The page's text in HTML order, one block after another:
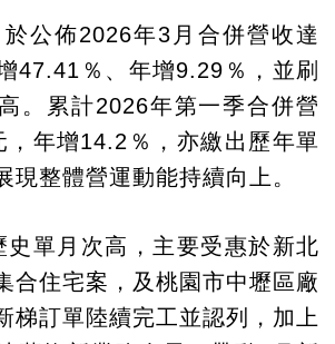
公佈2026年3月合併營收達
47.41％、年增9.29％，並刷
。累計2026年第一季合併營
年增14.2％，亦繳出歷年單
現整體營運動能持續向上。
史單月次高，主要受惠於新北
合住宅案，及桃園市中壢區廠
梯訂單陸續完工並認列，加上